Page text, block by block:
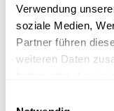
Verwendung
soziale Medien,
Partner führen
weiteren Daten
Nennkraft